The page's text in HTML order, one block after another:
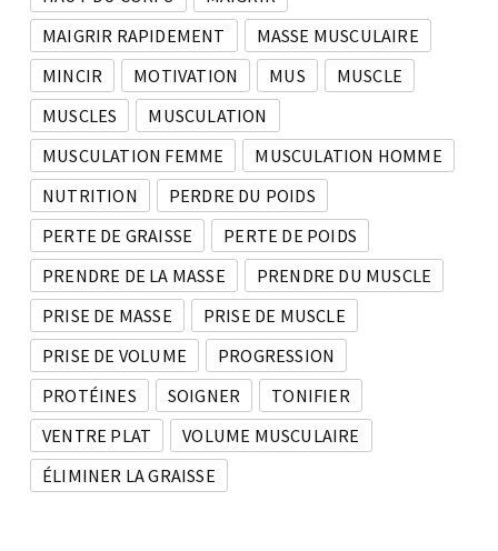
MAIGRIR RAPIDEMENT
MASSE MUSCULAIRE
MINCIR
MOTIVATION MUS
MUSCLE
MUSCLES
MUSCULATION
MUSCULATION FEMME
MUSCULATION HOMME
NUTRITION
PERDRE DU POIDS
PERTE DE GRAISSE
PERTE DE POIDS
PRENDRE DE LA MASSE
PRENDRE DU MUSCLE
PRISE DE MASSE
PRISE DE MUSCLE
PRISE DE VOLUME
PROGRESSION
PROTÉINES
SOIGNER
TONIFIER
VENTRE PLAT
VOLUME MUSCULAIRE
ÉLIMINER LA GRAISSE